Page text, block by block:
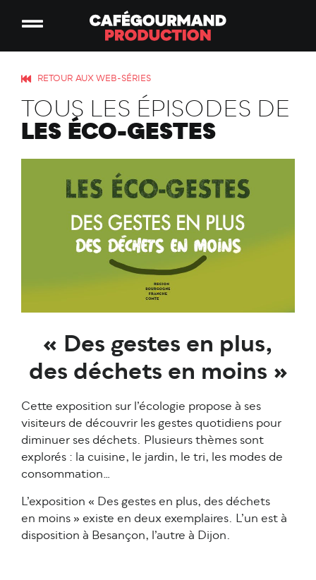
RETOUR AUX WEB-SÉRIES
TOUS LES ÉPISODES DE
LES ÉCO-GESTES
« Des gestes en plus,
des déchets en moins »
Cette exposition sur l’écologie propose à ses
visiteurs de découvrir les gestes quotidiens pour
diminuer ses déchets. Plusieurs thèmes sont
explorés : la cuisine, le jardin, le tri, les modes de
consommation…
L’exposition « Des gestes en plus, des déchets
en moins » existe en deux exemplaires. L’un est à
disposition à Besançon, l’autre à Dijon.